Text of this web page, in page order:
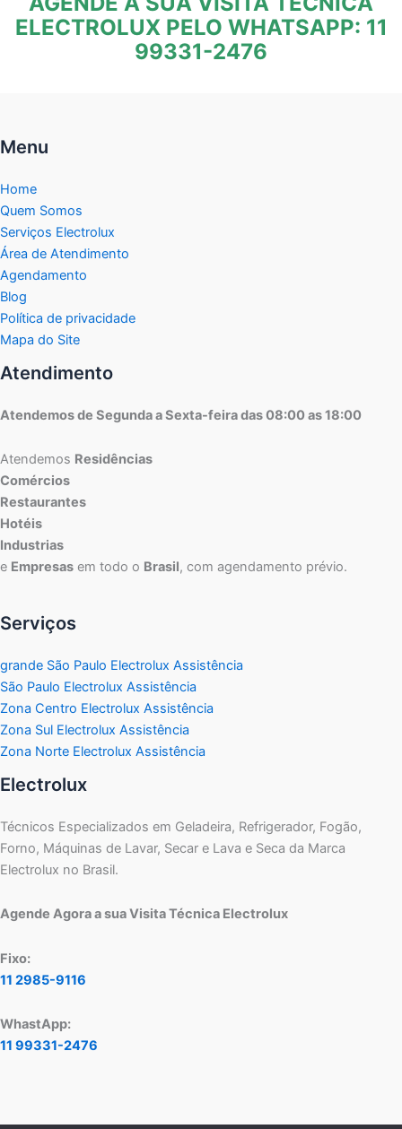
ELECTROLUX PELO WHATSAPP: 11
99331-2476
Menu
Home
Quem Somos
Serviços Electrolux
Área de Atendimento
Agendamento
Blog
Política de privacidade
Mapa do Site
Atendimento
Atendemos de Segunda a Sexta-feira das 08:00 as 18:00
Atendemos Residências
Comércios
Restaurantes
Hotéis
Industrias
e Empresas em todo o Brasil, com agendamento prévio.
Serviços
grande São Paulo Electrolux Assistência
São Paulo Electrolux Assistência
Zona Centro Electrolux Assistência
Zona Sul Electrolux Assistência
Zona Norte Electrolux Assistência
Electrolux
Técnicos Especializados em Geladeira, Refrigerador, Fogão,
Forno, Máquinas de Lavar, Secar e Lava e Seca da Marca
Electrolux no Brasil.
Agende Agora a sua Visita Técnica Electrolux
Fixo:
11 2985-9116
WhastApp:
11 99331-2476